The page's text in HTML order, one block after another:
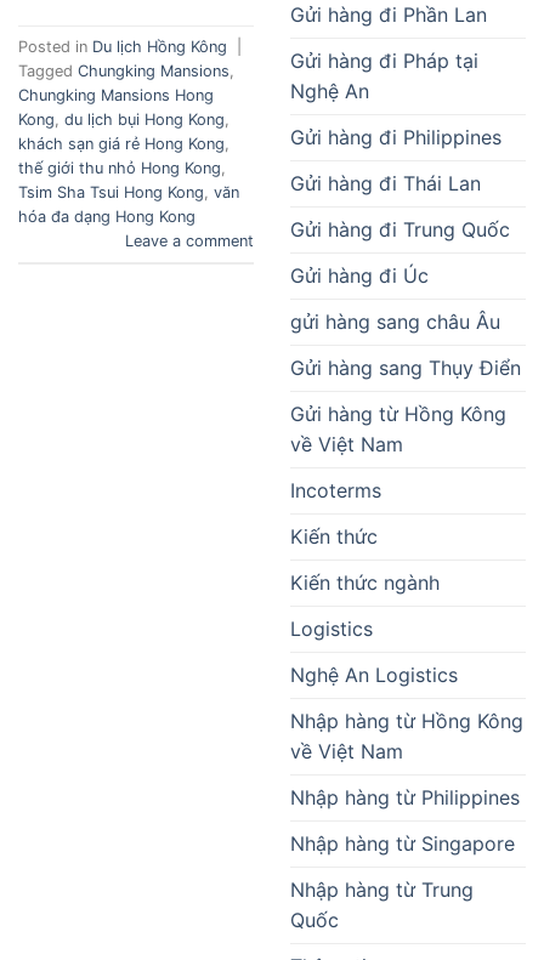
Posted in Du lịch Hồng Kông
Tagged Chungking Mansions
Chungking Mansions Hong
Kong du lịch bụi Hong Kong
khách sạn giá rẻ Hong Kong
thế giới thu nhỏ Hong Kong
Tsim Sha Tsui Hong Kong văn
hóa đa dạng Hong Kong
Leave a comment
Gửi hàng đi Phần Lan
Gửi hàng đi Pháp tại
Nghệ An
Gửi hàng đi Philippines
Gửi hàng đi Thái Lan
Gửi hàng đi Trung Quốc
Gửi hàng đi Úc
gửi hàng sang châu Âu
Gửi hàng sang Thụy Điển
Gửi hàng từ Hồng Kông
về Việt Nam
Incoterms
Kiến thức
Kiến thức ngành
Logistics
Nghệ An Logistics
Nhập hàng từ Hồng Kông
về Việt Nam
Nhập hàng từ Philippines
Nhập hàng từ Singapore
Nhập hàng từ Trung
Quốc